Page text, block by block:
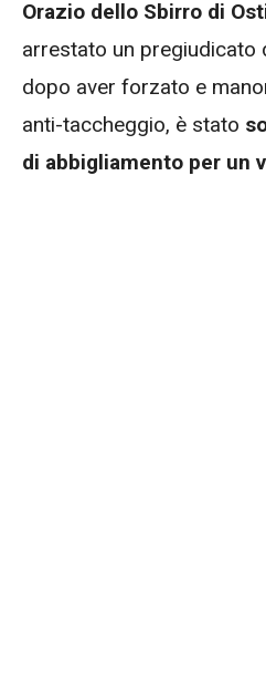
Orazio dello Sbirro di
arrestato un pregiudicato
dopo aver forzato e
anti-taccheggio, è stato
di abbigliamento per un